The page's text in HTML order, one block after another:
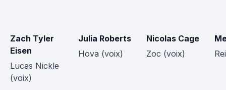
Zach Tyler
Eisen
Lucas Nickle
(voix)
Julia Roberts
Hova (voix)
Nicolas Cage
Zoc (voix)